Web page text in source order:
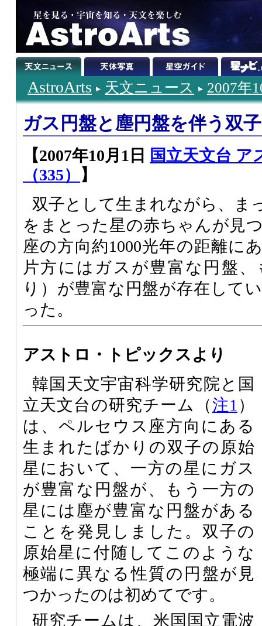
AstroArts 天文ニュース 2007年
ガス円盤と塵円盤を伴う双
【2007年10月1日
国立天文台 ア
（335）
】
双子として生まれながら、ま
をまとった星の赤ちゃんが見
座の方向約1000光年の距離に
片方にはガスが豊富な円盤
り）が豊富な円盤が存在して
った。
アストロ・トピックスより
韓国天文宇宙科学研究院と国
立天文台の研究チーム（注1 ）
は、ペルセウス座方向にある
生まれたばかりの双子の原始
星において、一方の星にガス
が豊富な円盤が、もう一方の
星には塵が豊富な円盤がある
ことを発見しました。双子の
原始星に付随してこのような
極端に異なる性質の円盤が見
つかったのは初めてです。
研究チームは、米国国立電波